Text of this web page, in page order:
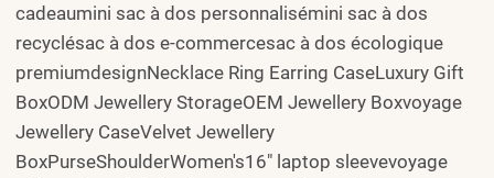
cadeaumini sac à dos personnalisémini sac à dos
recyclésac à dos e-commercesac à dos écologique
premiumdesignNecklace Ring Earring CaseLuxury Gift
BoxODM Jewellery StorageOEM Jewellery Boxvoyage
Jewellery CaseVelvet Jewellery
BoxPurseShoulderWomen's16" laptop sleevevoyage